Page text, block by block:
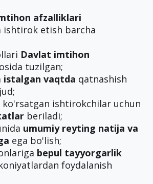
afzalliklari
ishtirok etish barcha
Davlat imtihon
tuzilgan;
istalgan vaqtda qatnashish
ishtirokchilar uchun
beriladi;
umumiy reyting natija va
ega bo'lish;
bepul tayyorgarlik
foydalanish